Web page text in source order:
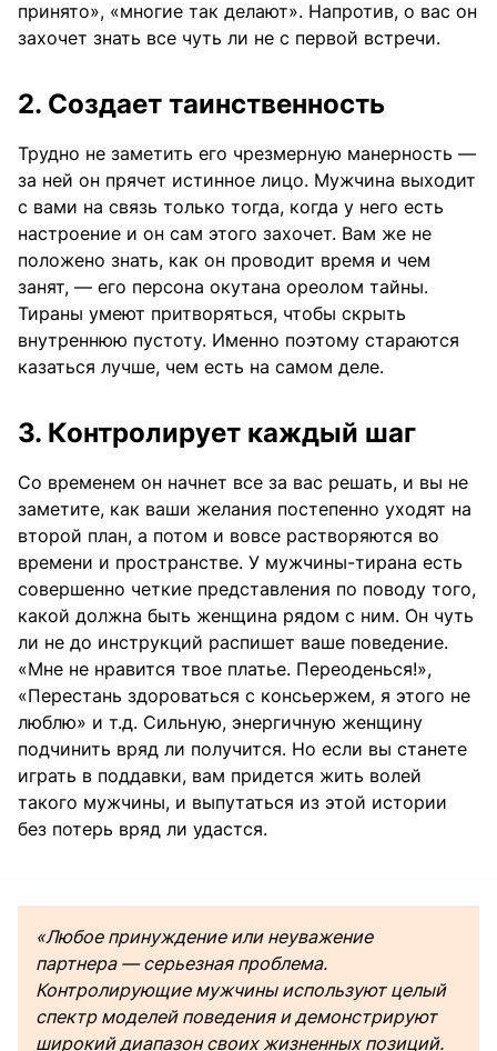
принято», «многие так делают». Напротив, о вас он
захочет знать все чуть ли не с первой встречи.
2. Создает таинственность
Трудно не заметить его чрезмерную манерность —
за ней он прячет истинное лицо. Мужчина выходит
с вами на связь только тогда, когда у него есть
настроение и он сам этого захочет. Вам же не
положено знать, как он проводит время и чем
занят, — его персона окутана ореолом тайны.
Тираны умеют притворяться, чтобы скрыть
внутреннюю пустоту. Именно поэтому стараются
казаться лучше, чем есть на самом деле.
3. Контролирует каждый шаг
Со временем он начнет все за вас решать, и вы не
заметите, как ваши желания постепенно уходят на
второй план, а потом и вовсе растворяются во
времени и пространстве. У мужчины-тирана есть
совершенно четкие представления по поводу того,
какой должна быть женщина рядом с ним. Он чуть
ли не до инструкций распишет ваше поведение.
«Мне не нравится твое платье. Переоденься!»,
«Перестань здороваться с консьержем, я этого не
люблю» и т.д. Сильную, энергичную женщину
подчинить вряд ли получится. Но если вы станете
играть в поддавки, вам придется жить волей
такого мужчины, и выпутаться из этой истории
без потерь вряд ли удастся.
«Любое принуждение или неуважение
партнера — серьезная проблема.
Контролирующие мужчины используют целый
спектр моделей поведения и демонстрируют
широкий диапазон своих жизненных позиций.